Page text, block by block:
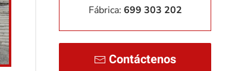
Fábrica: 699 303 202
Contáctenos